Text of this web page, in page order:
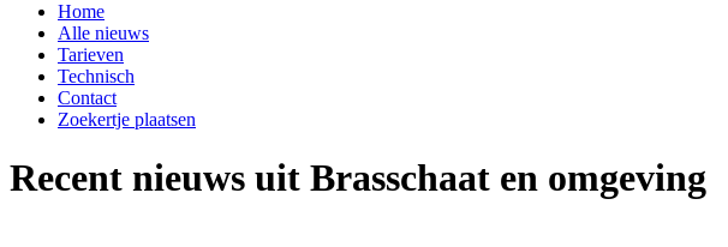
Home
Alle nieuws
Tarieven
Technisch
Contact
Zoekertje plaatsen
Recent nieuws uit Brasschaat en omgeving